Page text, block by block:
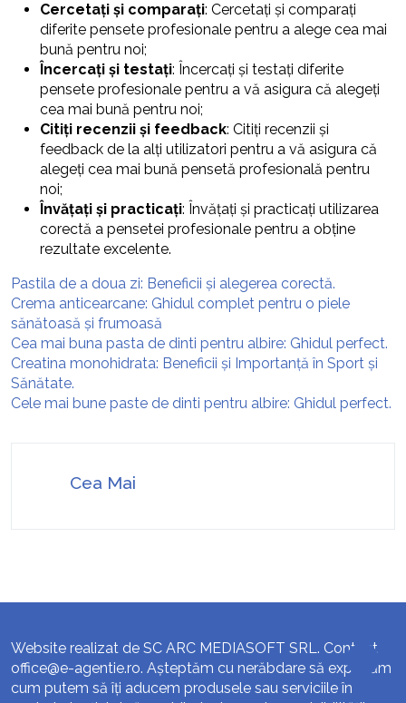
Cercetați și comparați: Cercetați și comparați
diferite pensete profesionale pentru a alege cea mai
bună pentru noi;
Încercați și testați: Încercați și testați diferite
pensete profesionale pentru a vă asigura că alegeți
cea mai bună pentru noi;
Citiți recenzii și feedback: Citiți recenzii și
feedback de la alți utilizatori pentru a vă asigura că
alegeți cea mai bună pensetă profesională pentru
noi;
Învățați și practicați: Învățați și practicați utilizarea
corectă a pensetei profesionale pentru a obține
rezultate excelente.
Pastila de a doua zi: Beneficii și alegerea corectă.
Crema anticearcane: Ghidul complet pentru o piele
sănătoasă și frumoasă
Cea mai buna pasta de dinti pentru albire: Ghidul perfect.
Creatina monohidrata: Beneficii și Importanță în Sport și
Sănătate.
Cele mai bune paste de dinti pentru albire: Ghidul perfect.
Cea Mai
Website realizat de SC ARC MEDIASOFT SRL. Contact
office@e-agentie.ro. Așteptăm cu nerăbdare să explorăm
cum putem să îți aducem produsele sau serviciile în